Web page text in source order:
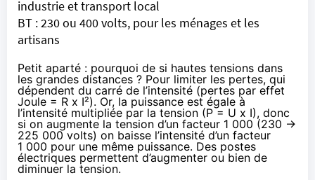
industrie et transport local
BT : 230 ou 400 volts, pour les ménages et les
artisans
Petit aparté : pourquoi de si hautes tensions dans
les grandes distances ? Pour limiter les pertes, qui
dépendent du carré de l’intensité (pertes par effet
Joule = R x I²). Or, la puissance est égale à
l’intensité multipliée par la tension (P = U x I), donc
si on augmente la tension d’un facteur 1 000 (230 ->
225 000 volts) on baisse l’intensité d’un facteur
1 000 pour une même puissance. Des postes
électriques permettent d’augmenter ou bien de
diminuer la tension.